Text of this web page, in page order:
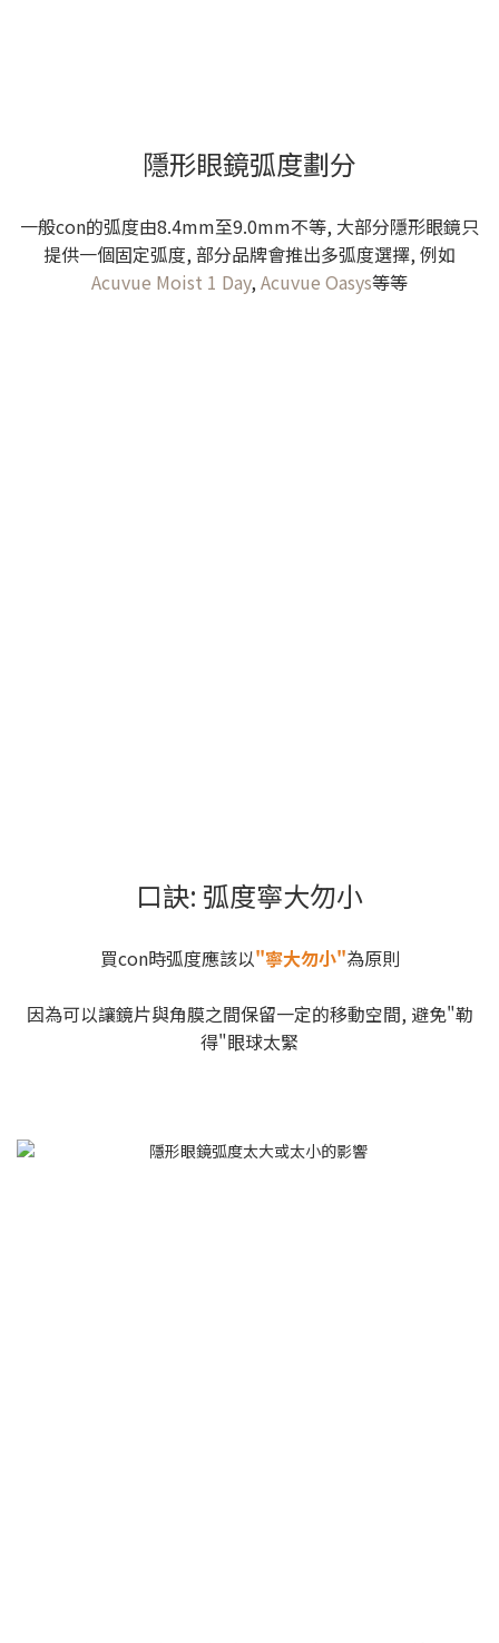
隱形眼鏡弧度劃分
一般con的弧度由8.4mm至9.0mm不等, 大部分隱形眼鏡只
提供一個固定弧度, 部分品牌會推出多弧度選擇, 例如
Acuvue Moist 1 Day,Acuvue Oasys等等
口訣: 弧度寧大勿小
買con時弧度應該以"寧大勿小"為原則
因為可以讓鏡片與角膜之間保留一定的移動空間, 避免"勒
得"眼球太緊